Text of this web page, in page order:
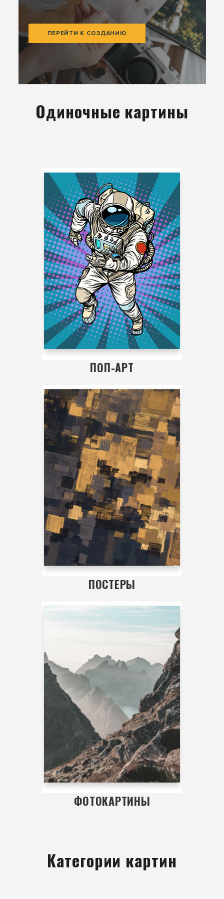
ПЕРЕЙТИ К СОЗДАНИЮ
Одиночные картины
ПОП-АРТ
ПОСТЕРЫ
ФОТОКАРТИНЫ
Категории картин